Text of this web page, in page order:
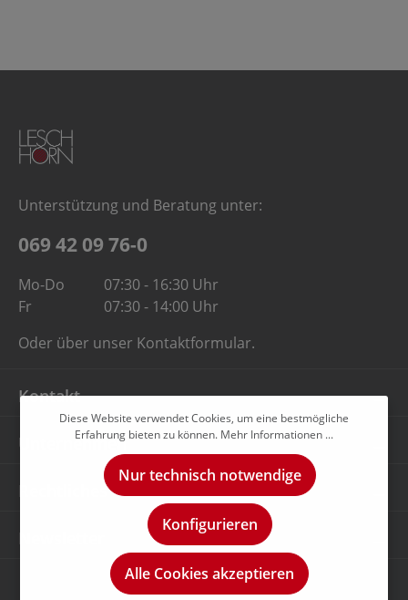
Unterstützung und Beratung unter:
069 42 09 76-0
Mo-Do
07:30 - 16:30 Uhr
Fr
07:30 - 14:00 Uhr
Oder über unser Kontaktformular.
Kontakt
Unternehmen
Rechtliches
Diese Website verwendet Cookies, um eine bestmögliche
Erfahrung bieten zu können. Mehr Informationen ...
Nur technisch notwendige
Konfigurieren
Alle Cookies akzeptieren